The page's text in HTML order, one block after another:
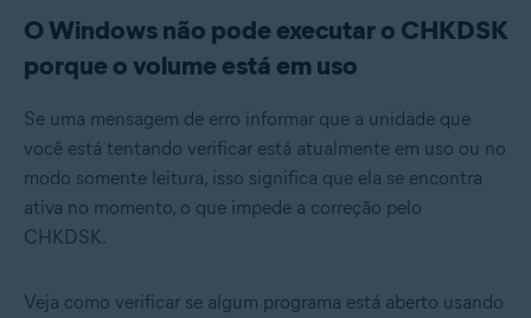
O Windows não pode executar o CHKDSK
porque o volume está em uso
Se uma mensagem de erro informar que a unidade que
você está tentando verificar está atualmente em uso ou no
modo somente leitura, isso significa que ela se encontra
ativa no momento, o que impede a correção pelo
CHKDSK.
Veja como verificar se algum programa está aberto usando